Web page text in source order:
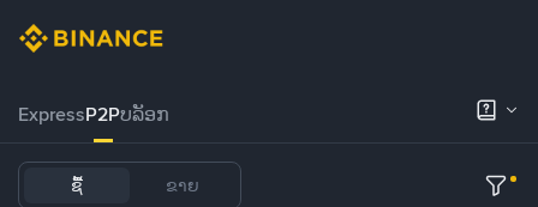
ExpressP2Pບລັອກ
ຊື້ ຂາຍ